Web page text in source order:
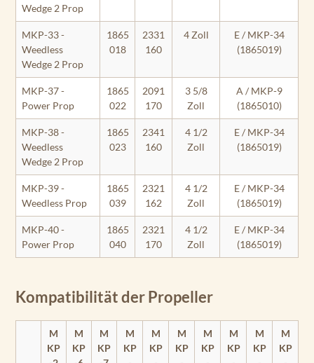
Wedge 2 Prop
MKP-33 -
Weedless
Wedge 2 Prop
1865
018
2331
160
4 Zoll
E / MKP-34
(1865019)
MKP-37 -
Power Prop
1865
022
2091
170
3 5/8
Zoll
A / MKP-9
(1865010)
MKP-38 -
Weedless
Wedge 2 Prop
1865
023
2341
160
4 1/2
Zoll
E / MKP-34
(1865019)
MKP-39 -
Weedless Prop
1865
039
2321
162
4 1/2
Zoll
E / MKP-34
(1865019)
MKP-40 -
Power Prop
1865
040
2321
170
4 1/2
Zoll
E / MKP-34
(1865019)
Kompatibilität der Propeller
M
KP
M
KP
M
KP
M
KP
M
KP
M
KP
M
KP
M
KP
M
KP
M
KP